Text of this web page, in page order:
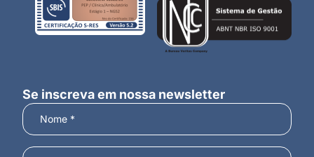
Se inscreva em nossa newsletter